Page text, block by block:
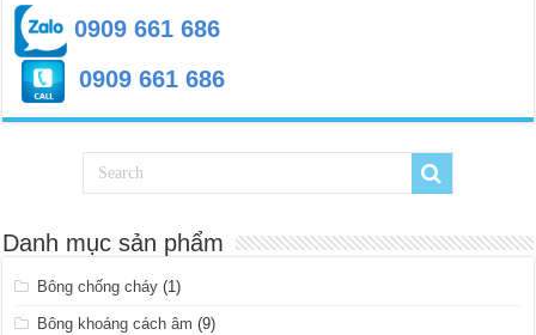
0909 661 686
0909 661 686
Danh mục sản phẩm
Bông chống cháy (1)
Bông khoáng cách âm (9)